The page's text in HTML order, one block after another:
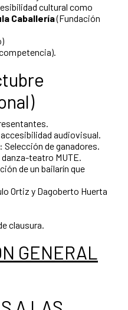
cultural como
Caballería(Fundación
audiovisual.
de ganadores.
teatro MUTE.
de un bailarín que
Ortiz y Dagoberto Huerta
clausura.
GENERAL